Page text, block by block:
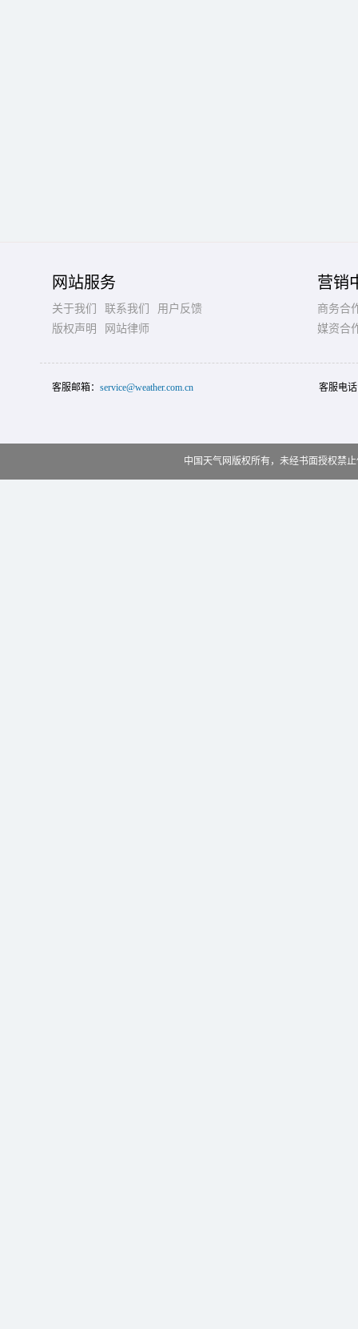
网站服务
关于我们 联系我们
用户反馈
版权声明
网站律师
营销
商务合
媒资合
客服邮箱： service@weather.com.cn 客服电
中国天气网版权所有，未经书面授权